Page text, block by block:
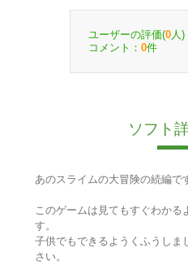
ユーザーの評価(0 人)
コメント： 0件
ソフト
あのスライムの大冒険の続編で
このゲームは見てもすぐわかる
す。
子供でもできるようくふうしま
さい。